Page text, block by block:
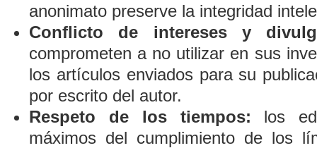
anonimato preserve la integridad
Conflicto de intereses y
comprometen a no utilizar en sus
los artículos enviados para su
por escrito del autor.
Respeto de los tiempos: los
máximos del cumplimiento de los